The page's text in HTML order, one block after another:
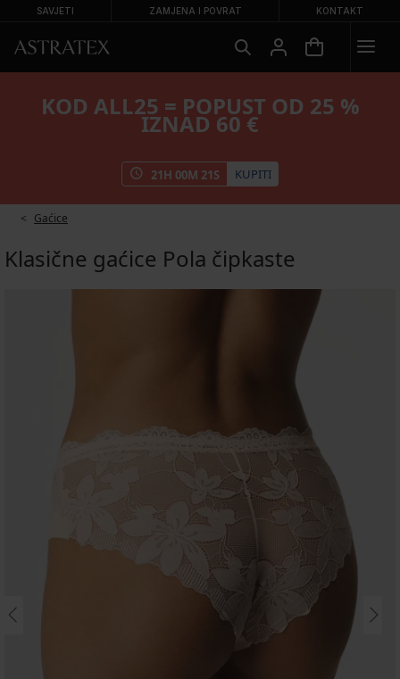
SAVJETI ZAMJENA I POVRAT KONTAKT
KOD ALL25 = POPUST OD 25 %
IZNAD 60 €
21H 00M 21S KUPITI
Gaćice
Klasične gaćice Pola čipkaste